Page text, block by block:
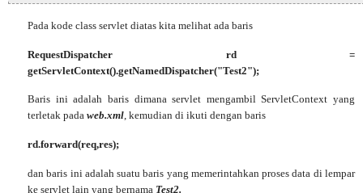
Pada kode class servlet diatas kita melihat ada baris
RequestDispatcher rd =
getServletContext().getNamedDispatcher("Test2");
Baris ini adalah baris dimana servlet mengambil ServletContext yang
terletak pada web.xml, kemudian di ikuti dengan baris
rd.forward(req,res);
dan baris ini adalah suatu baris yang memerintahkan proses data di lempar
ke servlet lain yang bernama Test2.